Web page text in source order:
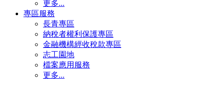
更多...
專區服務
長青專區
納稅者權利保護專區
金融機構經收稅款專區
志工園地
檔案應用服務
更多...